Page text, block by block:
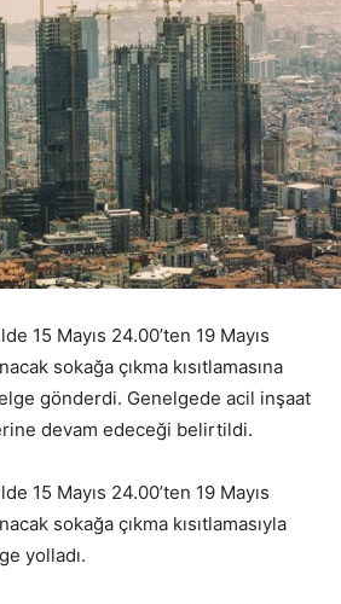
15 Mayıs 24.00’ten 19 Mayıs
sokağa çıkma kısıtlamasına
gönderdi. Genelgede acil inşaat
devam edeceği belirtildi.
15 Mayıs 24.00’ten 19 Mayıs
sokağa çıkma kısıtlamasıyla
yolladı.